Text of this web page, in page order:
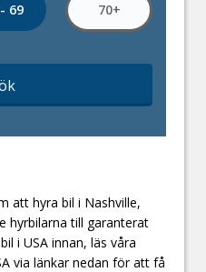
69 70+
att hyra bil i Nashville,
hyrbilarna till garanterat
i USA innan, läs våra
via länkar nedan för att få